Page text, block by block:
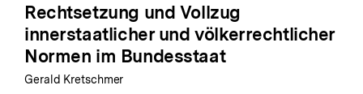
Rechtsetzung und Vollzug
innerstaatlicher und völkerrechtlicher
Normen im Bundesstaat
Gerald Kretschmer